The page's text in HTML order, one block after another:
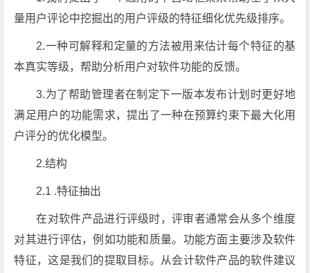
量用户评论中挖掘出的用户评级的特征细化优先级排序。
2.一种可解释和定量的方法被用来估计每个特征的基
本真实等级，帮助分析用户对软件功能的反馈。
3.为了帮助管理者在制定下一版本发布计划时更好地
满足用户的功能需求，提出了一种在预算约束下最大化用
户评分的优化模型。
2.结构
2.1 .特征抽出
在对软件产品进行评级时，评审者通常会从多个维度
对其进行评估，例如功能和质量。功能方面主要涉及软件
特征，这是我们的提取目标。从会计软件产品的软件建议